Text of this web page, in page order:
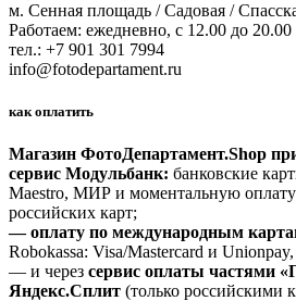
м. Сенная площадь / Садовая /
Работаем: ежедневно, с 12.00 до 20.00
тел.: +7 901 301 7994
info@fotodepartament.ru
как оплатить
Магазин ФотоДепартамент.Shop
сервис Модульбанк: банковские
Maestro, МИР и моментальную
российских карт;
— оплату по международным
Robokassa: Visa/Mastercard и Unionpay,
— и через сервис оплаты частями
Яндекс.Сплит (только российскими